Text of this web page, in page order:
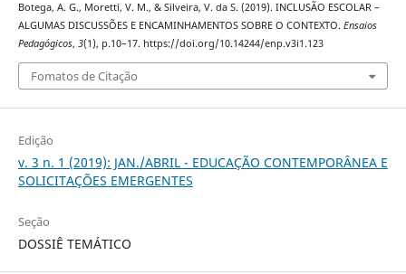
Botega, A. G., Moretti, V. M., & Silveira, V. da S. (2019). INCLUSÃO ESCOLAR –
ALGUMAS DISCUSSÕES E ENCAMINHAMENTOS SOBRE O CONTEXTO. Ensaios
Pedagógicos, 3(1), p.10–17. https://doi.org/10.14244/enp.v3i1.123
Fomatos de Citação
Edição
v. 3 n. 1 (2019): JAN./ABRIL - EDUCAÇÃO CONTEMPORÂNEA E
SOLICITAÇÕES EMERGENTES
Seção
DOSSIÊ TEMÁTICO